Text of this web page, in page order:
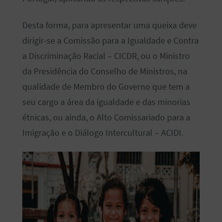
Desta forma, para apresentar uma queixa deve
dirigir-se a Comissão para a Igualdade e Contra
a Discriminação Racial – CICDR, ou o Ministro
da Presidência do Conselho de Ministros, na
qualidade de Membro do Governo que tem a
seu cargo a área da igualdade e das minorias
étnicas, ou ainda, o Alto Comissariado para a
Imigração e o Diálogo Intercultural – ACIDI.